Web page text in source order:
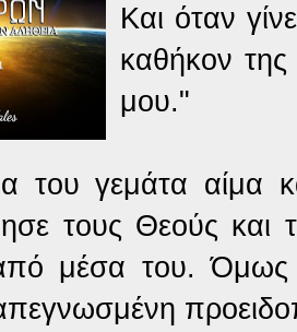
Και όταν
καθήκον
μου."
του γεμάτα αίμα
τους Θεούς και
μέσα του. Όμως